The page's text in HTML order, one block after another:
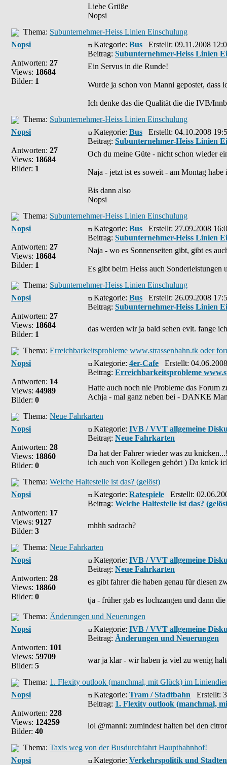
Liebe Grüße
Nopsi
Thema: Subunternehmer-Heiss Linien Einschulung
Nopsi
Antworten: 27
Views: 18684
Bilder: 1
Kategorie: Bus Erstellt: 09.11.2008
Beitrag: Subunternehmer-Heiss Linien
Ein Servus in die Runde!
Wurde ja schon von Manni gepostet, dass
Ich denke das die Qualität die die IVB/
Thema: Subunternehmer-Heiss Linien Einschulung
Nopsi
Antworten: 27
Views: 18684
Bilder: 1
Kategorie: Bus Erstellt: 04.10.2008
Beitrag: Subunternehmer-Heiss Linien
Och du meine Güte - nicht schon wieder
Naja - jetzt ist es soweit - am Montag
Bis dann also
Nopsi
Thema: Subunternehmer-Heiss Linien Einschulung
Nopsi
Antworten: 27
Views: 18684
Bilder: 1
Kategorie: Bus Erstellt: 27.09.2008
Beitrag: Subunternehmer-Heiss Linien
Naja - wo es Sonnenseiten gibt, gibt es
Es gibt beim Heiss auch Sonderleistungen
Thema: Subunternehmer-Heiss Linien Einschulung
Nopsi
Antworten: 27
Views: 18684
Bilder: 1
Kategorie: Bus Erstellt: 26.09.2008
Beitrag: Subunternehmer-Heiss Linien
das werden wir ja bald sehen evlt. fange
Thema: Erreichbarkeitsprobleme www.strassenbahn.tk oder
Nopsi
Antworten: 14
Views: 44989
Bilder: 0
Kategorie: 4er-Cafe Erstellt:
Beitrag: Erreichbarkeitsprobleme
Hatte auch noch nie Probleme das Forum
Achja - mal ganz neben bei - DANKE
Thema: Neue Fahrkarten
Nopsi
Antworten: 28
Views: 18860
Bilder: 0
Kategorie: IVB / VVT allgemeine
Beitrag: Neue Fahrkarten
Da hat der Fahrer wieder was zu
ich auch von Kollegen gehört ) Da knick
Thema: Welche Haltestelle ist das? (gelöst)
Nopsi
Antworten: 17
Views: 9127
Bilder: 3
Kategorie: Ratespiele Erstellt:
Beitrag: Welche Haltestelle ist das?
mhhh sadrach?
Thema: Neue Fahrkarten
Nopsi
Antworten: 28
Views: 18860
Bilder: 0
Kategorie: IVB / VVT allgemeine
Beitrag: Neue Fahrkarten
es gibt fahrer die haben genau für diesen
tja - früher gab es lochzangen und dann
Thema: Änderungen und Neuerungen
Nopsi
Antworten: 101
Views: 59709
Bilder: 5
Kategorie: IVB / VVT allgemeine
Beitrag: Änderungen und Neuerungen
war ja klar - wir haben ja viel zu wenig
Thema: 1. Flexity outlook (manchmal, mit Glück) im
Nopsi
Antworten: 228
Views: 124259
Bilder: 40
Kategorie: Tram / Stadtbahn Erstellt:
Beitrag: 1. Flexity outlook (manchmal,
lol @manni: zumindest halten bei den
Thema: Taxis weg von der Busdurchfahrt Hauptbahnhof!
Nopsi
Kategorie: Verkehrspolitik und